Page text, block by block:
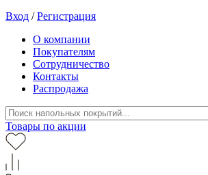
Вход /Регистрация
О компании
Покупателям
Сотрудничество
Контакты
Распродажа
Товары по акции